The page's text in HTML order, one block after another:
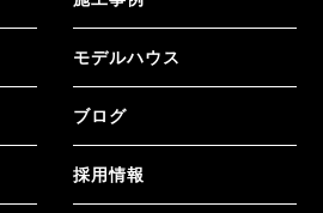
モデルハウス
ブログ
採用情報